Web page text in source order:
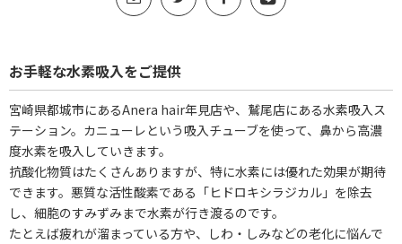
お手軽な水素吸入をご提供
宮崎県都城市にあるAnera hair年見店や、鷲尾店にある水素吸入ス
テーション。カニューレという吸入チューブを使って、鼻から高濃
度水素を吸入していきます。
抗酸化物質はたくさんありますが、特に水素には優れた効果が期待
できます。悪質な活性酸素である「ヒドロキシラジカル」を除去
し、細胞のすみずみまで水素が行き渡るのです。
たとえば疲れが溜まっている方や、しわ・しみなどの老化に悩んで